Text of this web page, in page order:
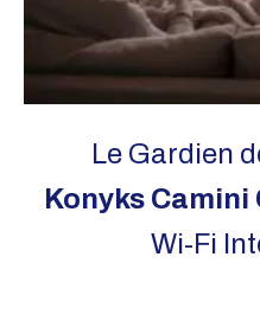
Le Gardien
Konyks Camini
Wi-Fi